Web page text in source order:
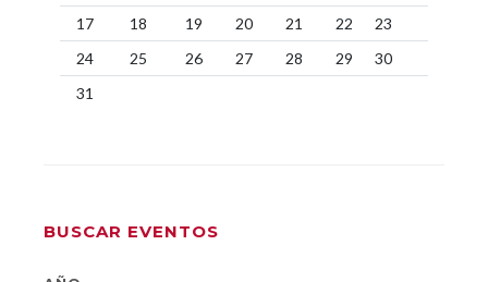
17
18 19 20 21 22
23
24
25 26 27 28 29
30
31
BUSCAR EVENTOS